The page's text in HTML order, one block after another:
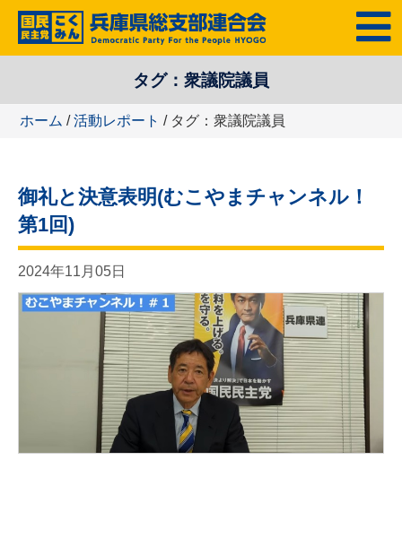
テ
ツ
MENU
タグ：衆議院議員
ホーム /活動レポート / タグ：衆議院議員
御礼と決意表明(むこやまチャンネル！
第1回)
2024年11月05日